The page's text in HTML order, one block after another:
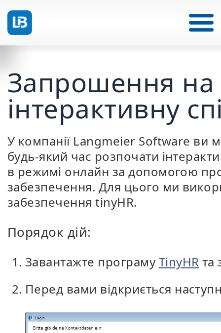
Запрошення на
інтерактивну
У компанії Langmeier Software ви
будь-який час розпочати
в режимі онлайн за допомогою
забезпечення. Для цього ми
забезпечення tinyHR.
Порядок дій:
Завантажте програму TinyHR та
Перед вами відкриється